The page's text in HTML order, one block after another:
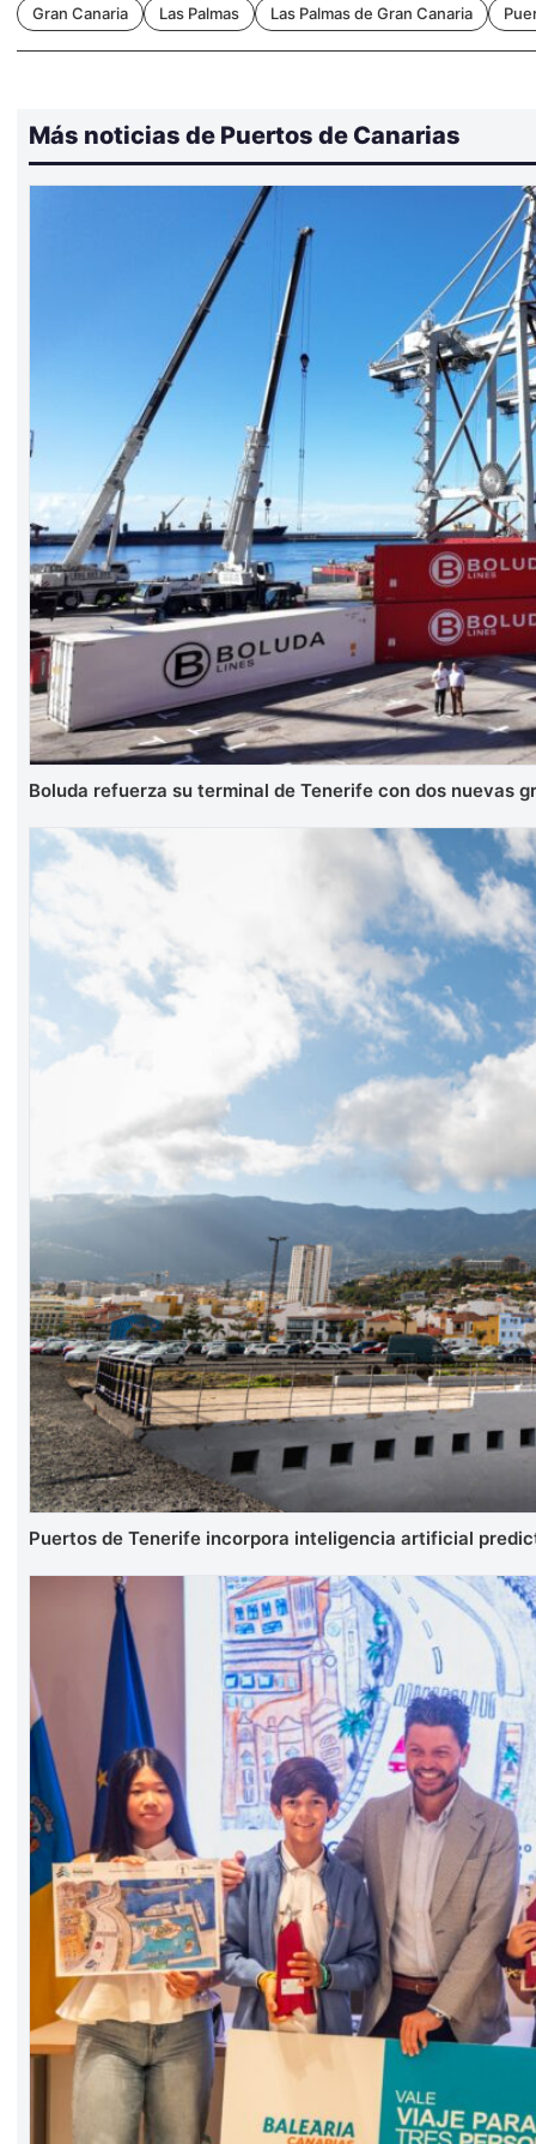
Gran Canaria Las Palmas Las Palmas de Gran Canaria
Más noticias de Puertos de Canarias
Boluda refuerza su terminal de Tenerife con dos nuevas
Puertos de Tenerife incorpora inteligencia artificial